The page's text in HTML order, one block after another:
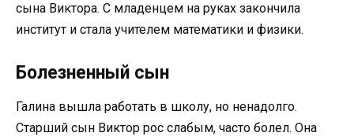
сына Виктора. С младенцем на руках закончила
институт и стала учителем математики и физики.
Болезненный сын
Галина вышла работать в школу, но ненадолго.
Старший сын Виктор рос слабым, часто болел. Она